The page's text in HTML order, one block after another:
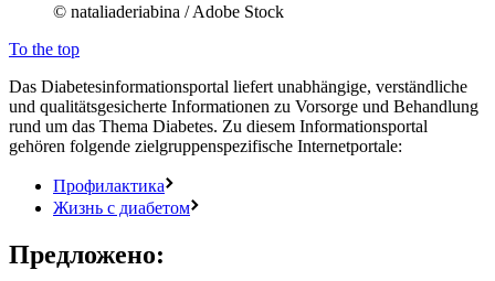
© nataliaderiabina / Adobe Stock
To the top
Das Diabetesinformationsportal liefert unabhängige, verständliche
und qualitätsgesicherte Informationen zu Vorsorge und Behandlung
rund um das Thema Diabetes. Zu diesem Informationsportal
gehören folgende zielgruppenspezifische Internetportale:
Профилактика
Жизнь с диабетом
Предложено: